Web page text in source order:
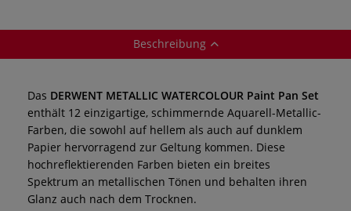
Beschreibung
Das DERWENT METALLIC WATERCOLOUR Paint Pan Set
enthält 12 einzigartige, schimmernde Aquarell-Metallic-
Farben, die sowohl auf hellem als auch auf dunklem
Papier hervorragend zur Geltung kommen. Diese
hochreflektierenden Farben bieten ein breites
Spektrum an metallischen Tönen und behalten ihren
Glanz auch nach dem Trocknen.